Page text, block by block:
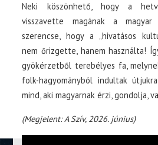
Neki köszönhető, hogy a
visszavette magának a
szerencse, hogy a „hivatásos
nem őrizgette, hanem használta!
gyökérzetből terebélyes fa,
folk-hagyományból indultak
mind, aki magyarnak érzi, gondolja,
(Megjelent: A Szív, 2026. június)